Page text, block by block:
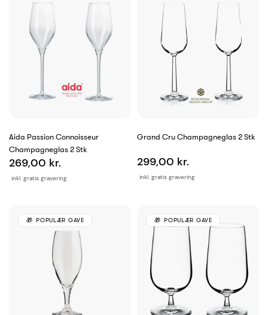
Aida Passion Connoisseur
Champagneglas 2 Stk
inkl. gratis gravering
269,00 kr.
Grand Cru Champagneglas 2 Stk
inkl. gratis gravering
299,00 kr.
POPULÆR GAVE POPULÆR GAVE